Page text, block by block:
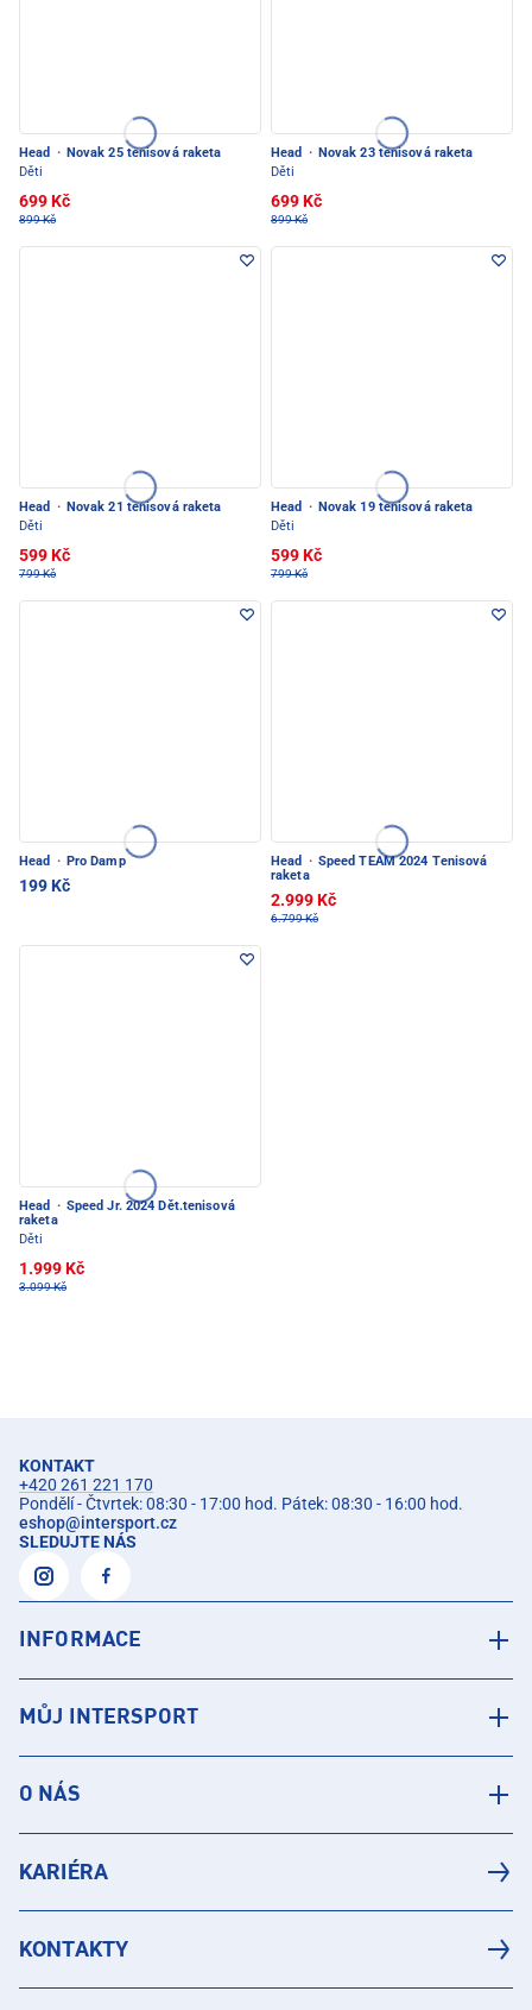
Head · Novak 25 tenisová raketa
Děti
699 Kč
899 Kč
Head · Novak 23 tenisová raketa
Děti
699 Kč
899 Kč
Head · Novak 21 tenisová raketa
Děti
599 Kč
799 Kč
Head · Novak 19 tenisová raketa
Děti
599 Kč
799 Kč
Head · Pro Damp
199 Kč
Head · Speed TEAM 2024 Tenisová
raketa
2.999 Kč
6.799 Kč
Head · Speed Jr. 2024 Dět.tenisová
raketa
Děti
1.999 Kč
3.099 Kč
KONTAKT
+420 261 221 170
Pondělí - Čtvrtek: 08:30 - 17:00 hod. Pátek: 08:30 - 16:00 hod.
eshop@intersport.cz
SLEDUJTE NÁS
INFORMACE
MŮJ INTERSPORT
O NÁS
KARIÉRA
KONTAKTY